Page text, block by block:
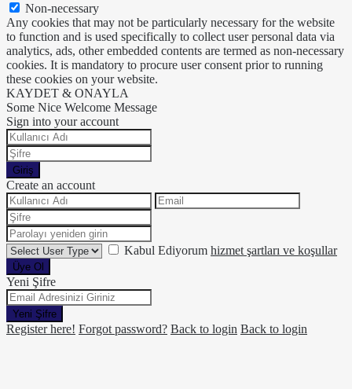
Non-necessary
Any cookies that may not be particularly necessary for the website
to function and is used specifically to collect user personal data via
analytics, ads, other embedded contents are termed as non-necessary
cookies. It is mandatory to procure user consent prior to running
these cookies on your website.
KAYDET & ONAYLA
Some Nice Welcome Message
Sign into your account
Giriş
Create an account
Kabul Ediyorum hizmet şartları ve koşullar
Üye Ol
Yeni Şifre
Yeni Şifre
Register here! Forgot password? Back to login Back to login